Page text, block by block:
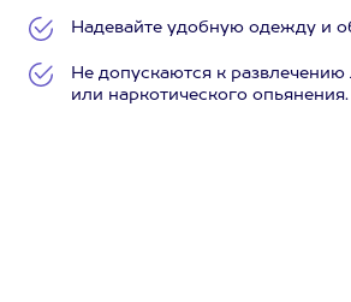
Надевайте удобную одежду и
Не допускаются к
или наркотического опьянения.